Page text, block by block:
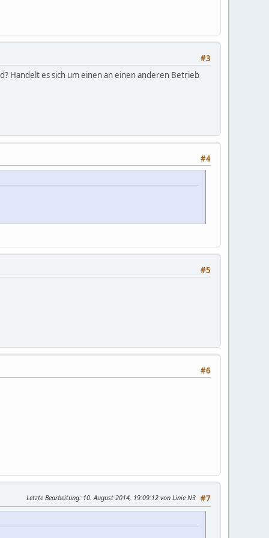
#3
Handelt es sich um einen an einen anderen Betrieb
#4
#5
#6
#7
Letzte Bearbeitung: 10. August 2014, 19:09:12 von Linie N3